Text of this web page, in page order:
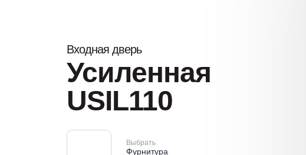
Входная дверь
Усиленная
USIL110
Выбрать
Фурнитура